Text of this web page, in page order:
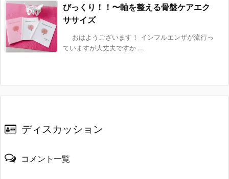
びっくり！！〜軸を整える骨盤ケアエク
ササイズ
おはようございます！ インフルエンザが流行っ
ていますが大丈夫ですか ...
ディスカッション
コメント一覧